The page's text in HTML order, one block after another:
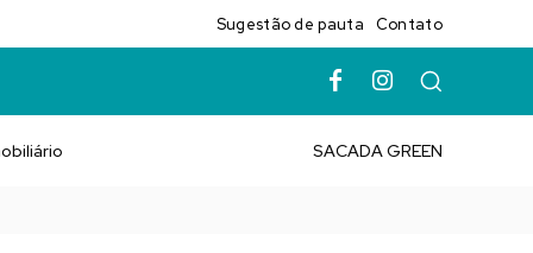
Sugestão de pauta Contato
SACADA GREEN